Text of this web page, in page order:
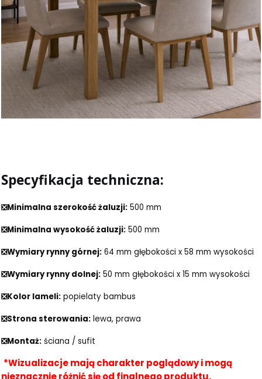
Specyfikacja techniczna:
❎Minimalna szerokość żaluzji: 500 mm
❎Minimalna wysokość żaluzji: 500 mm
❎Wymiary rynny górnej: 64 mm głębokości x 58 mm wysokości
❎Wymiary rynny dolnej: 50 mm głębokości x 15 mm wysokości
❎Kolor lameli: popielaty bambus
❎Strona sterowania: lewa, prawa
❎Montaż: ściana / sufit
*Wizualizacje mają charakter poglądowy i mogą
nieznacznie różnić się od finalnego produktu.